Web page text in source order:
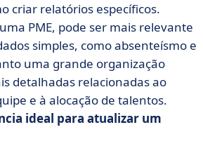
criar relatórios específicos.
PME, pode ser mais relevante
simples, como absenteísmo e
uma grande organização
detalhadas relacionadas ao
e à alocação de talentos.
ideal para atualizar um